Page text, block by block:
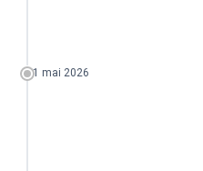
1 mai 2026